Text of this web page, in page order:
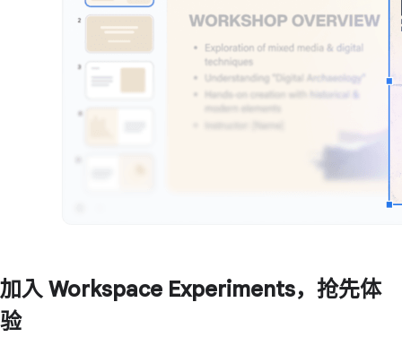
加入 Workspace Experiments，抢先体
验